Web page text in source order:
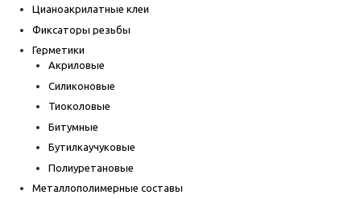
Цианоакрилатные клеи
Фиксаторы резьбы
Герметики
Акриловые
Силиконовые
Тиоколовые
Битумные
Бутилкаучуковые
Полиуретановые
Металлополимерные составы